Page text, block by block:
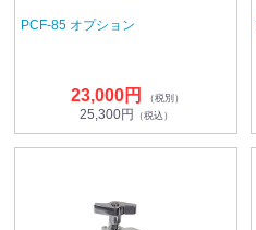
PCF-85 オプション
23,000円 （税別）
25,300円 （税込）